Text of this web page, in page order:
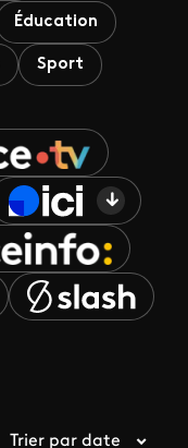
Éducation
Sport
Trier par date